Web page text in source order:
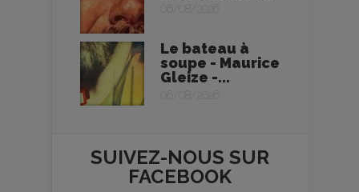
06/08/2026
Le bateau à
soupe - Maurice
Gleize -...
06/08/2026
SUIVEZ-NOUS SUR
FACEBOOK